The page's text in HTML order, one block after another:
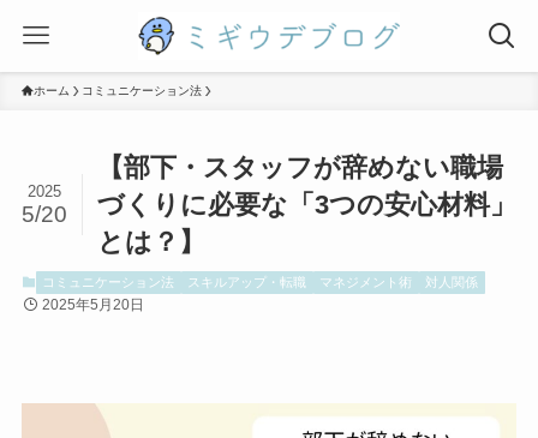
ホーム コミュニケーション法
【部下・スタッフが辞めない職場
づくりに必要な「3つの安心材料」
とは？】
2025
5/20
コミュニケーション法 スキルアップ・転職 マネジメント術 対人関係
2025年5月20日